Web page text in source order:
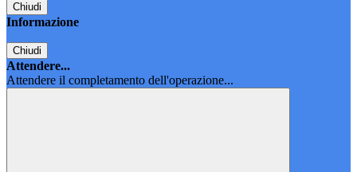
Chiudi
Informazione
Chiudi
Attendere...
Attendere il completamento dell'operazione...